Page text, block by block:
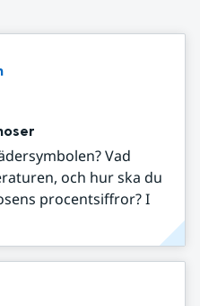
Vad
och hur ska du
procentsiffror? I